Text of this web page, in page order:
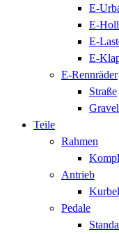
E-
E-
E-
E-
E-Rennräder
Straße
Gravel
Teile
Rahmen
Antrieb
Pedale